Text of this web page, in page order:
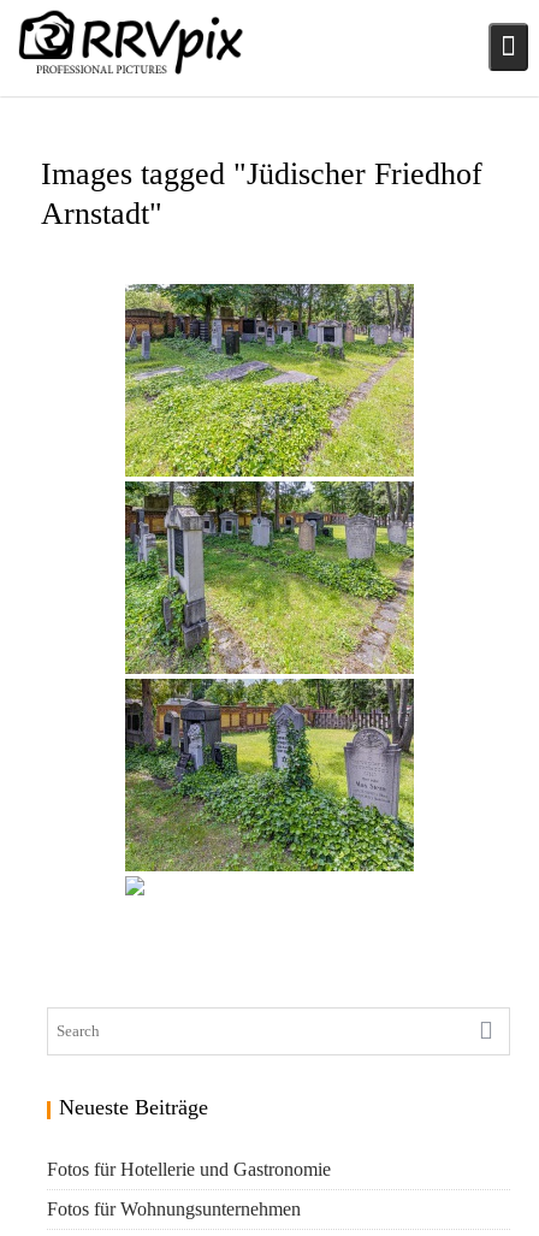
content
Images tagged "Jüdischer Friedhof
Arnstadt"
Neueste Beiträge
Fotos für Hotellerie und Gastronomie
Fotos für Wohnungsunternehmen